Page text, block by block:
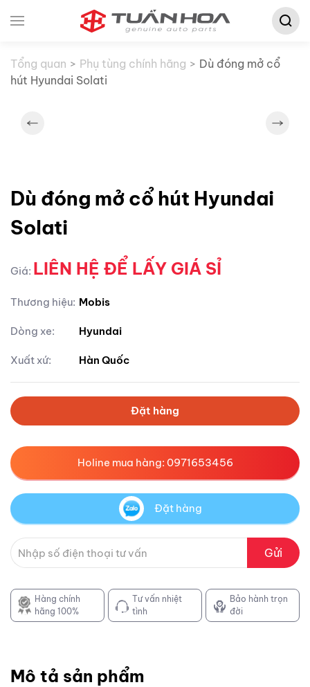
Tìm
Tổng quan
Phụ tùng chính hãng
Dù đóng mở cổ
hút Hyundai Solati
Dù đóng mở cổ hút Hyundai
Solati
Giá: LIÊN HỆ ĐỂ LẤY GIÁ SỈ
Thương hiệu: Mobis
Dòng xe: Hyundai
Xuất xứ: Hàn Quốc
Đặt hàng
Holine mua hàng: 0971653456
Đặt hàng
Gửi
Hàng chính
hãng 100%
Tư vấn nhiệt
tình
Bảo hành trọn
đời
Mô tả sản phẩm